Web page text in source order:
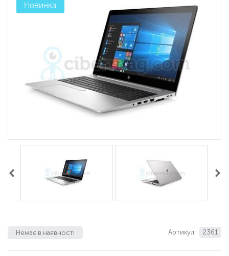
Новинка
Артикул: 2361
Немає в наявності